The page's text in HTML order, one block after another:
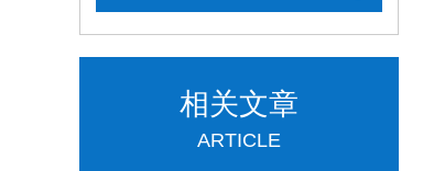
相关文章
ARTICLE